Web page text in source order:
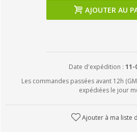
AJOUTER AU
Date d'expédition : 11-
Les commandes passées avant 12h
expédiées le jour
Ajouter à ma liste